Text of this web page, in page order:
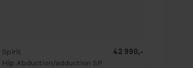
Spirit
Hip Abduction/adduction SP
42 990,-